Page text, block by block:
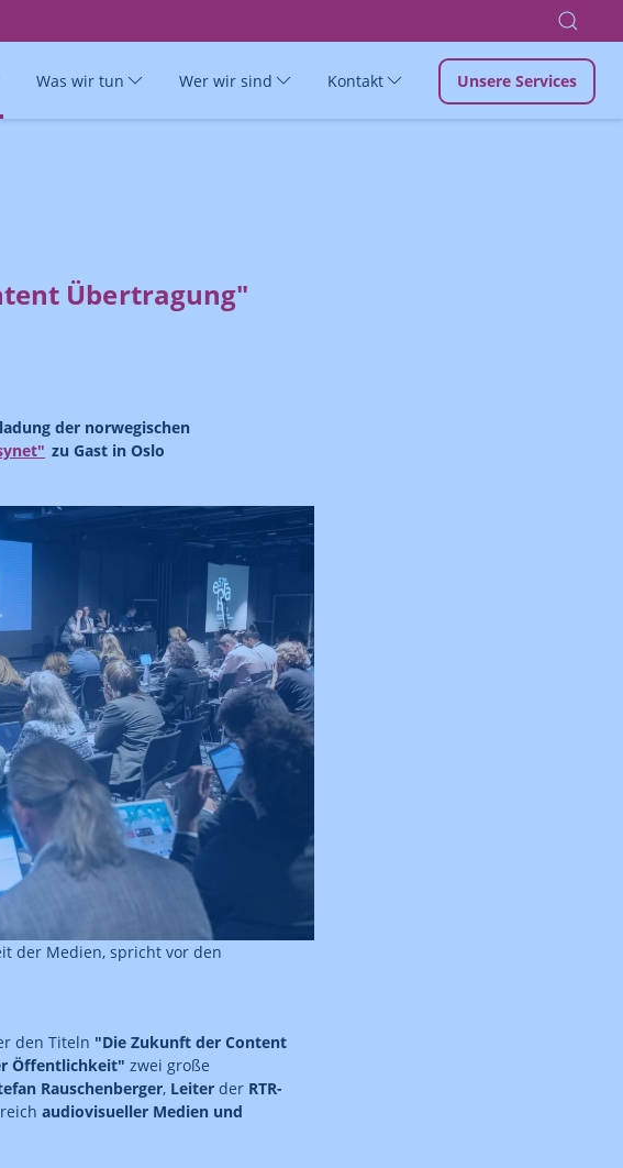
Was wir tun Wer wir sind Kontakt Unsere Services
Übertragung"
der norwegischen
zu Gast in Oslo
der Medien, spricht vor den
den Titeln "Die Zukunft der Content
Öffentlichkeit" zwei große
Rauschenberger, Leiter der RTR-
audiovisueller Medien und